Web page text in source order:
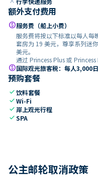
额外支付费用
paid服务费（船上小费）
服务费将按以下标准以每人每
套房为 19 美元，尊享系列迷
美元。
通过 Princess Plus 或
paid国际观光旅客税：每人3,000
预购套餐
check饮料套餐
checkWi-Fi
check 岸上观光行程
checkSPA
公主邮轮取消政策